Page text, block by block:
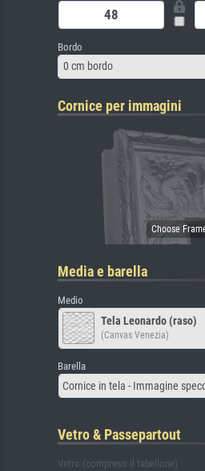
Bordo
0 cm bordo
Cornice per immagini
Media e barella
Medio
Tela Leonardo (raso)
(Canvas Venezia)
Barella
Cornice in tela - Immagine
Vetro & Passepartout
Vetro (compreso il tabellone)